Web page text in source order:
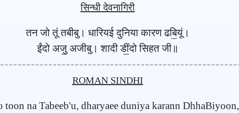
सिन्धी देवनागिरी
तन जो तूं तबीबु। धारियई दुनिया कारण ढबि॒यूं।
ईंदो अजु॒ अजीबु। शादी डीं॒दो सिहत जी॥
ROMAN SINDHI
toon na Tabeeb'u, dharyaee duniya karann DhhaBiyoon,